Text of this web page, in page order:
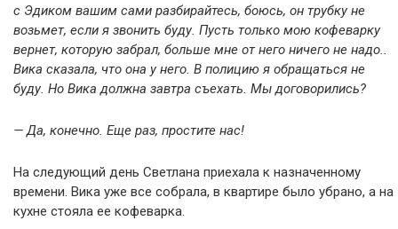
с Эдиком вашим сами разбирайтесь, боюсь, он трубку не
возьмет, если я звонить буду. Пусть только мою кофеварку
вернет, которую забрал, больше мне от него ничего не надо..
Вика сказала, что она у него. В полицию я обращаться не
буду. Но Вика должна завтра съехать. Мы договорились?
— Да, конечно. Еще раз, простите нас!
На следующий день Светлана приехала к назначенному
времени. Вика уже все собрала, в квартире было убрано, а на
кухне стояла ее кофеварка.